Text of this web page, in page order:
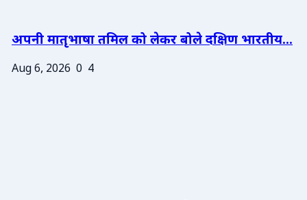
अपनी मातृभाषा तमिल को लेकर बोले दक्षिण भारतीय...
Aug 6, 2026 0 4